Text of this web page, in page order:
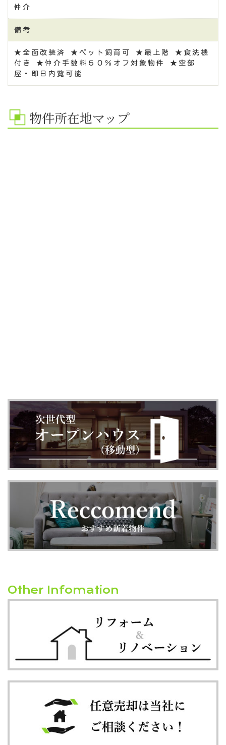
Other Infomation
仲介
備考
★全面改装済 ★ペット飼育可 ★最上階 ★食洗機
付き ★仲介手数料５０％オフ対象物件 ★空部
屋・即日内覧可能
物件所在地マップ